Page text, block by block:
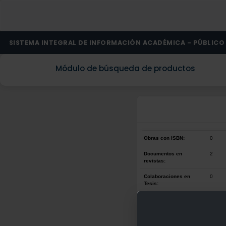
SISTEMA INTEGRAL DE INFORMACIÓN ACADÉMICA - PÚBLICO
Módulo de búsqueda de productos
Obras con ISBN: 0
Documentos en
revistas:
2
Colaboraciones en
Tesis:
0